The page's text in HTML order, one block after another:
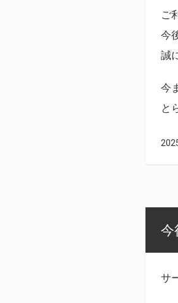
ご
今
誠
今
と
今
サ